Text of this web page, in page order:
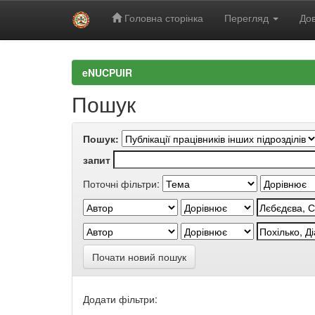
Головна сторінка Перегляд
eNUCPUIR
Пошук
Пошук:
запит
Поточні фільтри:
Почати новий пошук
Додати фільтри: